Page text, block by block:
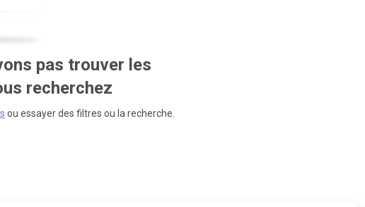
pas trouver les
recherchez
ou essayer des filtres ou la recherche.